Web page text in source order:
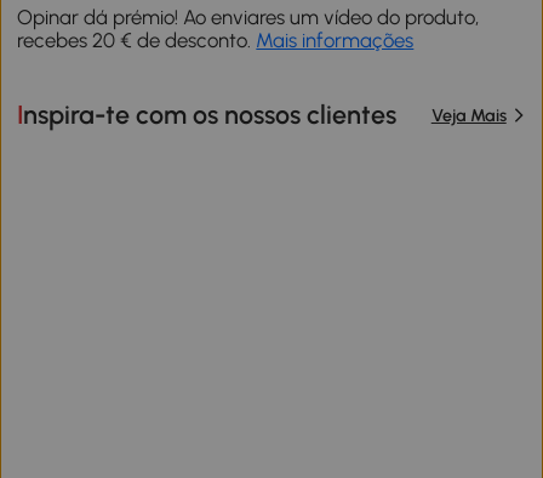
Opinar dá prémio! Ao enviares um vídeo do produto,
recebes 20 € de desconto. Mais informações
Inspira-te com os nossos clientes Veja Mais